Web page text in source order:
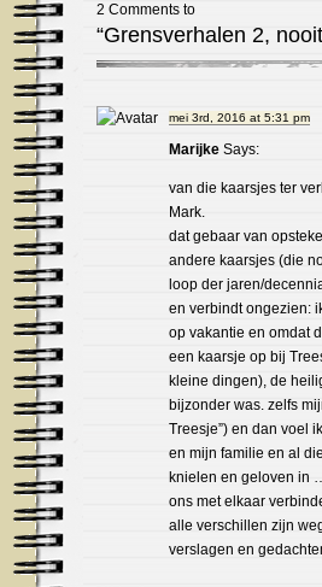
2 Comments to
“Grensverhalen 2,
mei 3rd, 2016 at 5:31 pm
Marijke Says:
van die kaarsjes ter
Mark.
dat gebaar van
andere kaarsjes (die
loop der jaren/
en verbindt ongezien:
op vakantie en omdat
een kaarsje op bij
kleine dingen), de
bijzonder was. zelfs
Treesje”) en dan voel
en mijn familie en al
knielen en geloven
ons met elkaar
alle verschillen zijn
verslagen en